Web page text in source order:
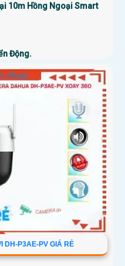
10m Hồng Ngoại Smart
Động.
DH-P3AE-PV GIÁ RẺ